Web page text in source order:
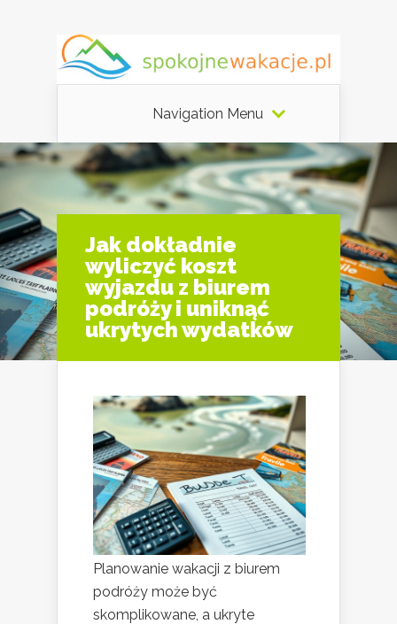
Navigation Menu
Jak dokładnie
wyliczyć koszt
wyjazdu z biurem
podróży i uniknąć
ukrytych wydatków
Planowanie wakacji z biurem
podróży może być
skomplikowane, a ukryte